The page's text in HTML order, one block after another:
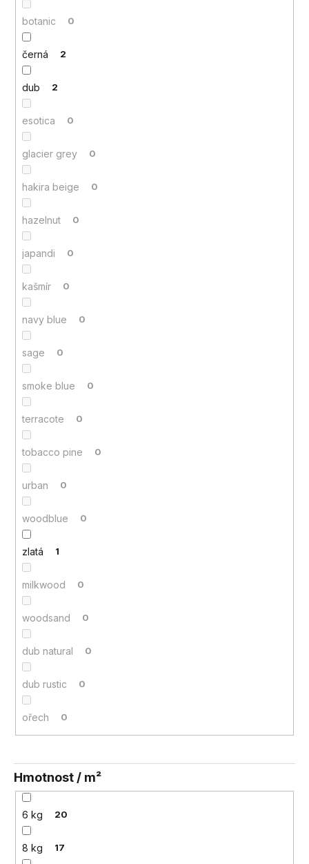
botanic 0
černá 2
dub 2
esotica 0
glacier grey 0
hakira beige 0
hazelnut 0
japandi 0
kašmír 0
navy blue 0
sage 0
smoke blue 0
terracote 0
tobacco pine 0
urban 0
woodblue 0
zlatá 1
milkwood 0
woodsand 0
dub natural 0
dub rustic 0
ořech 0
Hmotnost / m²
6 kg 20
8 kg 17